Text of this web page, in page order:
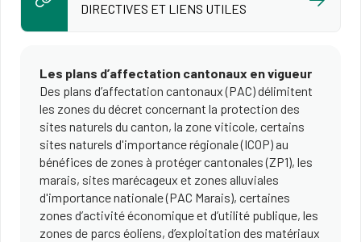
DIRECTIVES ET LIENS UTILES
Les plans d’affectation cantonaux en vigueur
Des plans d’affectation cantonaux (PAC) délimitent
les zones du décret concernant la protection des
sites naturels du canton, la zone viticole, certains
sites naturels d'importance régionale (ICOP) au
bénéfices de zones à protéger cantonales (ZP1), les
marais, sites marécageux et zones alluviales
d'importance nationale (PAC Marais), certaines
zones d’activité économique et d’utilité publique, les
zones de parcs éoliens, d’exploitation des matériaux